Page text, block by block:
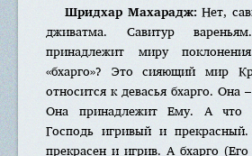
Шридхар Махарадж: Нет,
дживатма. Савитур
принадлежит миру
«бхарго»? Это сияющий мир
относится к девасья бхарго. Она
Она принадлежит Ему. А что
Господь игривый и
прекрасен и игрив. А бхарго (Его